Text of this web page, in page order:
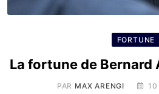
FORTUNE
La fortune de Bernard
PAR MAX ARENGI 10